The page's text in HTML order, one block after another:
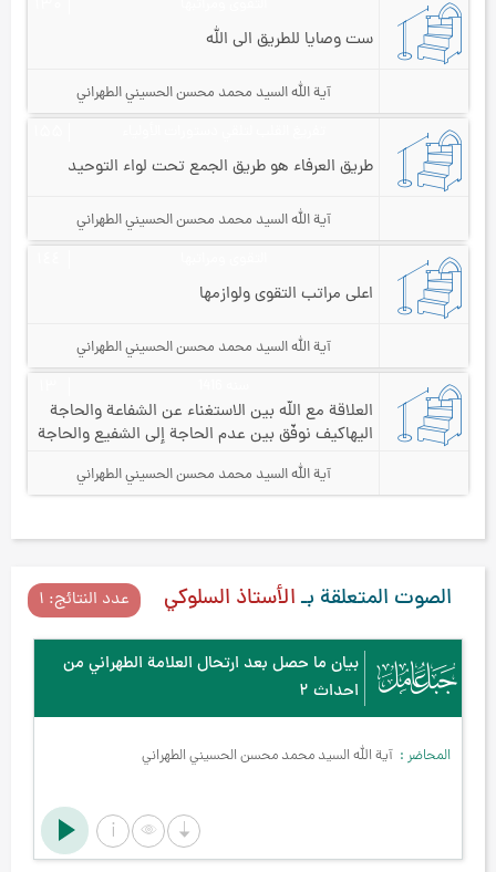
ست وصايا للطريق الى الله
آية الله السيد محمد محسن الحسيني الطهراني
طريق العرفاء هو طريق الجمع تحت لواء التوحيد
آية الله السيد محمد محسن الحسيني الطهراني
اعلى مراتب التقوى ولوازمها
آية الله السيد محمد محسن الحسيني الطهراني
العلاقة مع الله بين الاستغناء عن الشفاعة والحاجة
اليهاكيف نوفّق بين عدم الحاجة إلى الشفيع والحاجة
إلى النبيّ والإمام؟
آية الله السيد محمد محسن الحسيني الطهراني
الصوت المتعلقة بـالأستاذ السلوكي عدد النتائج: ۱
بيان ما حصل بعد ارتحال العلامة الطهراني من
احداث ۲
المحاضر آية الله السيد محمد محسن الحسيني الطهراني